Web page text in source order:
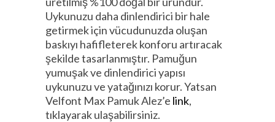
Uykunuzu daha dinlendirici bir hale
getirmek için vücudunuzda oluşan
baskıyı hafifleterek konforu artıracak
şekilde tasarlanmıştır. Pamuğun
yumuşak ve dinlendirici yapısı
uykunuzu ve yatağınızı korur. Yatsan
Velfont Max Pamuk Alez’e link,
tıklayarak ulaşabilirsiniz.